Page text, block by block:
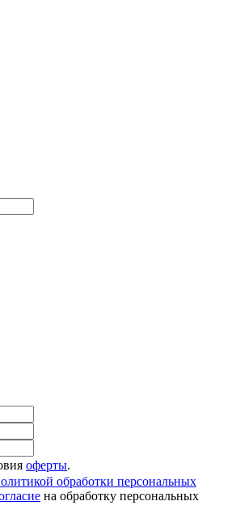
оферты.
обработки персональных
на обработку персональных